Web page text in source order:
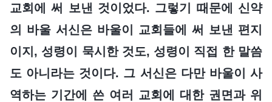
교회에 써 보낸 것이었다. 그렇기 때문에 신약
의 바울 서신은 바울이 교회들에 써 보낸 편지
이지, 성령이 묵시한 것도, 성령이 직접 한 말씀
도 아니라는 것이다. 그 서신은 다만 바울이 사
역하는 기간에 쓴 여러 교회에 대한 권면과 위